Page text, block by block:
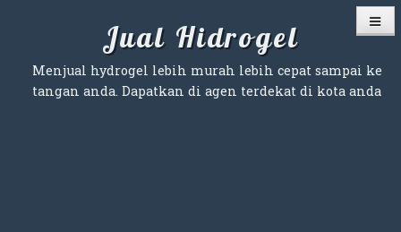
Jual Hidrogel
Menjual hydrogel lebih murah lebih cepat sampai ke
tangan anda. Dapatkan di agen terdekat di kota anda